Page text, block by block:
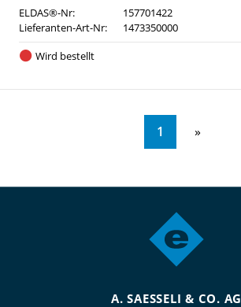
ELDAS®-Nr:
157701422
Lieferanten-Art-Nr:
1473350000
Wird bestellt
1
A. SAESSELI & CO. AG